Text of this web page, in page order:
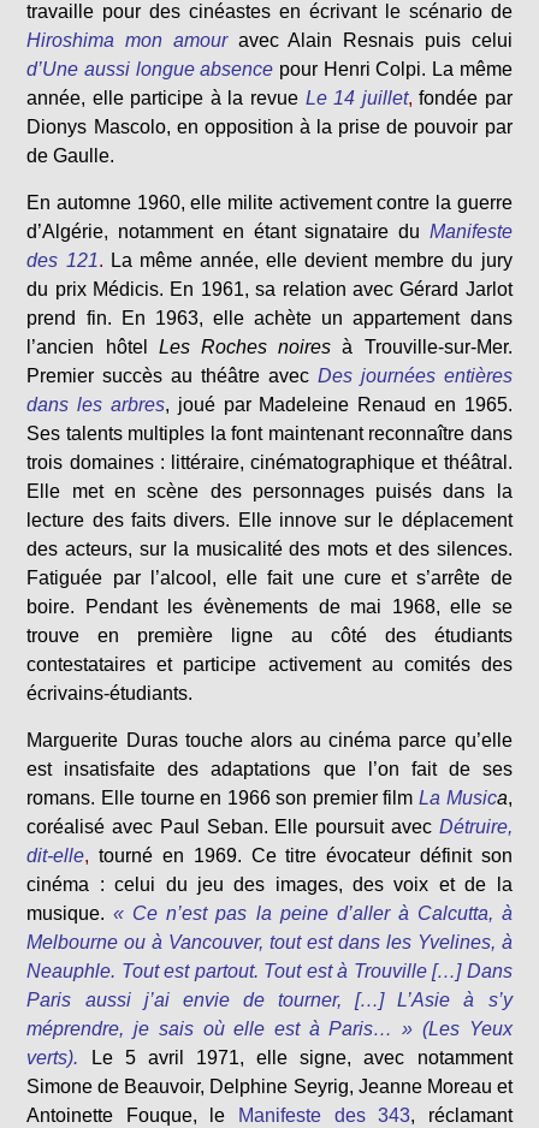
travaille pour des cinéastes en écrivant le scénario de
Hiroshima mon amour avec Alain Resnais puis celui
d’Une aussi longue absence pour Henri Colpi. La même
année, elle participe à la revue Le 14 juillet,fondée par
Dionys Mascolo, en opposition à la prise de pouvoir par
de Gaulle.
En automne 1960, elle milite activement contre la guerre
d’Algérie, notamment en étant signataire du Manifeste
des 121. La même année, elle devient membre du jury
du prix Médicis. En 1961, sa relation avec Gérard Jarlot
prend fin. En 1963, elle achète un appartement dans
l’ancien hôtel Les Roches noires à Trouville-sur-Mer.
Premier succès au théâtre avec Des journées entières
dans les arbres, joué par Madeleine Renaud en 1965.
Ses talents multiples la font maintenant reconnaître dans
trois domaines : littéraire, cinématographique et théâtral.
Elle met en scène des personnages puisés dans la
lecture des faits divers. Elle innove sur le déplacement
des acteurs, sur la musicalité des mots et des silences.
Fatiguée par l’alcool, elle fait une cure et s’arrête de
boire. Pendant les évènements de mai 1968, elle se
trouve en première ligne au côté des étudiants
contestataires et participe activement au comités des
écrivains-étudiants.
Marguerite Duras touche alors au cinéma parce qu’elle
est insatisfaite des adaptations que l’on fait de ses
romans. Elle tourne en 1966 son premier film La Musica,
coréalisé avec Paul Seban. Elle poursuit avec Détruire,
dit-elle, tourné en 1969. Ce titre évocateur définit son
cinéma : celui du jeu des images, des voix et de la
musique. « Ce n’est pas la peine d’aller à Calcutta, à
Melbourne ou à Vancouver, tout est dans les Yvelines, à
Neauphle. Tout est partout. Tout est à Trouville […] Dans
Paris aussi j’ai envie de tourner, […] L’Asie à s’y
méprendre, je sais où elle est à Paris… » (Les Yeux
verts).
Le 5 avril 1971, elle signe, avec notamment
Simone de Beauvoir, Delphine Seyrig, Jeanne Moreau et
Antoinette Fouque, le Manifeste des 343, réclamant